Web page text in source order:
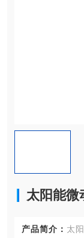
太阳能微
产品简介： 太